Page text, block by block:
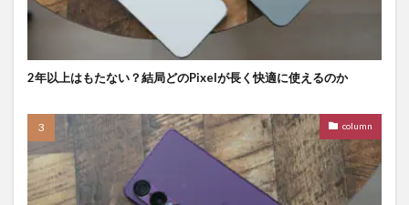
2年以上はもたない？結局どのPixelが長く快適に使えるのか
column